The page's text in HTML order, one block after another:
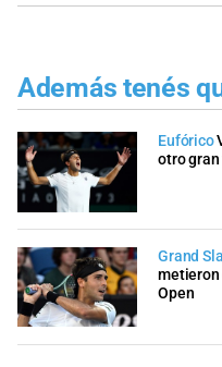
Además tenés
Eufórico
otro
Grand
metieron
Open